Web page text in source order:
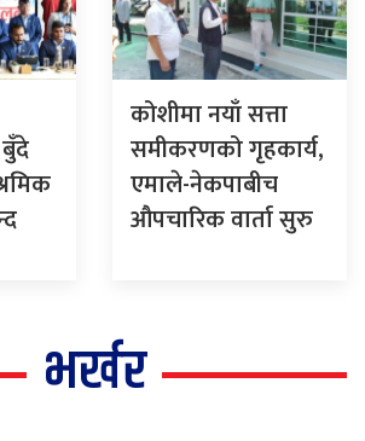
कोशीमा नयाँ सत्ता
समीकरणको गृहकार्य,
एमाले-नेकपाबीच
औपचारिक वार्ता सुरु
भर्खर